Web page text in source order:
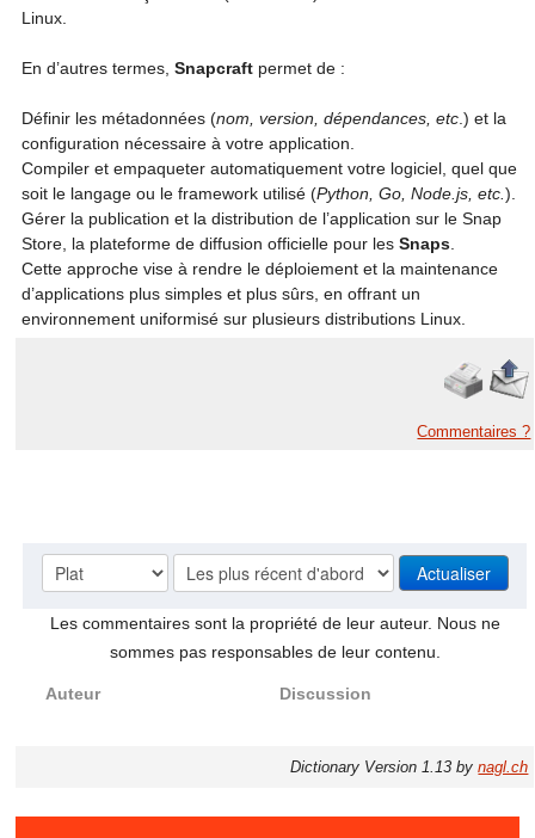
Linux.
En d’autres termes,Snapcraft permet de :
Définir les métadonnées (nom, version, dépendances, etc .) et la
configuration nécessaire à votre application.
Compiler et empaqueter automatiquement votre logiciel, quel que
soit le langage ou le framework utilisé (Python, Go, Node.js, etc.).
Gérer la publication et la distribution de l’application sur le Snap
Store, la plateforme de diffusion officielle pour lesSnaps
Cette approche vise à rendre le déploiement et la maintenance
d’applications plus simples et plus sûrs, en offrant un
environnement uniformisé sur plusieurs distributions Linux.
Commentaires ?
Les commentaires sont la propriété de leur auteur. Nous ne
sommes pas responsables de leur contenu.
Auteur Discussion
Dictionary Version 1.13 bynagl.ch